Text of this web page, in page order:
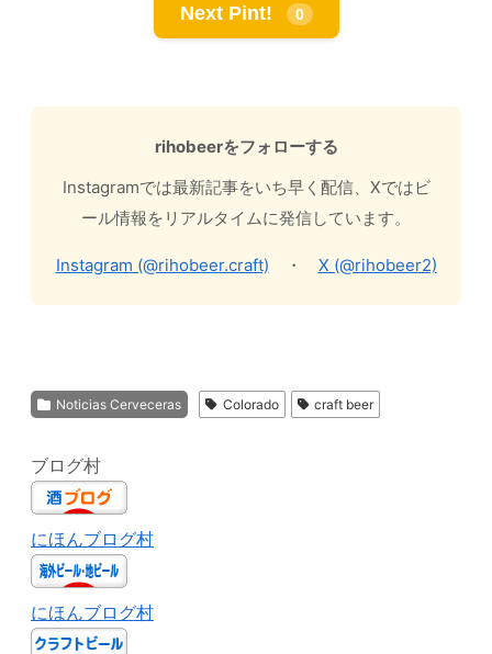
Next Pint! 0
rihobeerをフォローする
Instagramでは最新記事をいち早く配信、Xではビ
ール情報をリアルタイムに発信しています。
Instagram (@rihobeer.craft) ・ X (@rihobeer2)
Noticias Cerveceras Colorado craft beer
ブログ村
にほんブログ村
にほんブログ村